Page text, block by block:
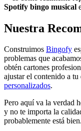
Spotify bingo musical
Nuestra
Construimos Bingofy
problemas que
obtén cartones
ajustar el contenido a tu
personalizados.
Pero aquí va la verdad
y no te importa la
probablemente está